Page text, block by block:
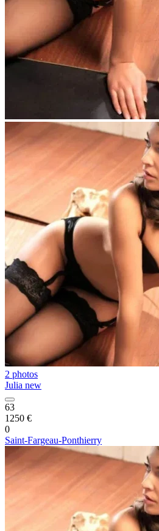
2 photos
Julia new
63
1250 €
0
Saint-Fargeau-Ponthierry